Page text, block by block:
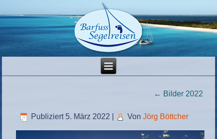
← Bilder 2022
Publiziert 5. März 2022 Von Jörg Böttcher